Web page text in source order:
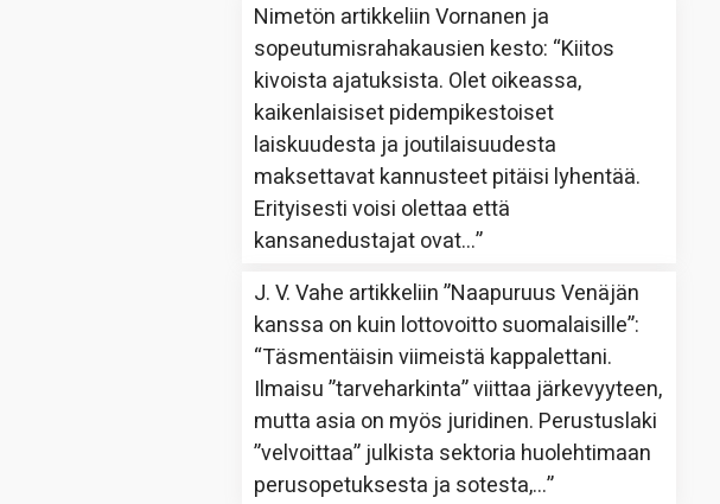
Nimetön artikkeliinVornanen ja
sopeutumisrahakausien kesto: “Kiitos
kivoista ajatuksista. Olet oikeassa,
kaikenlaisiset pidempikestoiset
laiskuudesta ja joutilaisuudesta
maksettavat kannusteet pitäisi lyhentää.
Erityisesti voisi olettaa että
kansanedustajat ovat…”
J. V. Vahe artikkeliin”Naapuruus Venäjän
kanssa on kuin lottovoitto suomalaisille”:
“Täsmentäisin viimeistä kappalettani.
Ilmaisu ”tarveharkinta” viittaa järkevyyteen,
mutta asia on myös juridinen. Perustuslaki
”velvoittaa” julkista sektoria huolehtimaan
perusopetuksesta ja sotesta,…”